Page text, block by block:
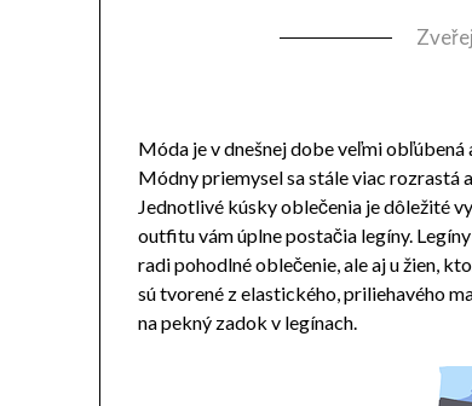
Móda je v dnešnej dobe veľmi obľúbená
Módny priemysel sa stále viac rozrastá
Jednotlivé kúsky oblečenia je dôležité
outfitu vám úplne postačia legíny.
radi pohodlné oblečenie, ale aj u žien,
sú tvorené z elastického, priliehavého
na pekný zadok v legínach.